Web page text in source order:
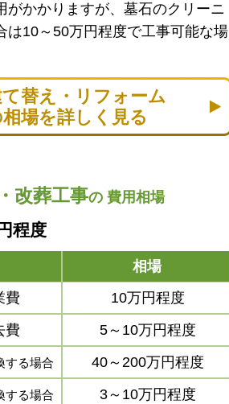
がかかりますが、墓石のクリーニ
は10～50万円程度で工事可能な場
替え・リフォーム
場を詳しく見る
改葬工事の 費用相場
程度
相場
費
10万円程度
費
5～10万円程度
する場合
40～200万円程度
する場合
3～10万円程度